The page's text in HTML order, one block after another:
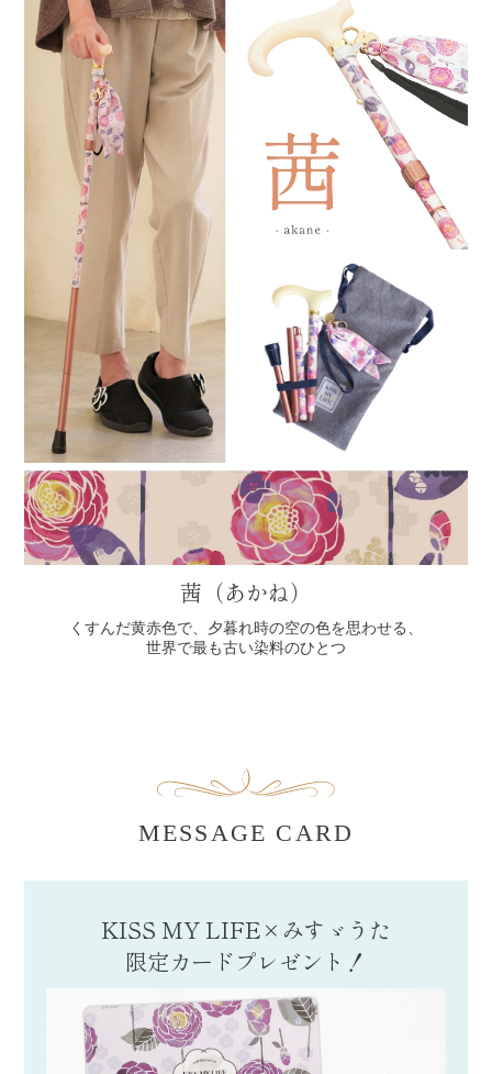
茜（あかね）
くすんだ黄赤色で、夕暮れ時の空の色を思わせる、
世界で最も古い染料のひとつ
MESSAGE CARD
KISS MY LIFE×みすゞうた
限定カードプレゼント！